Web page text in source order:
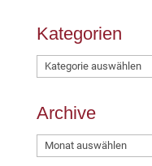
Kategorien
Kategorien
Archive
Archive